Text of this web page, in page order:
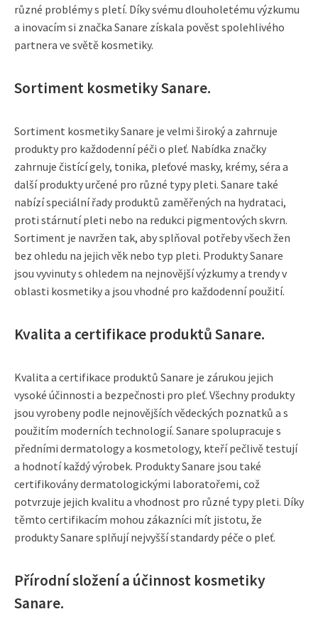
různé problémy s pletí. Díky svému dlouholetému výzkumu
a inovacím si značka Sanare získala pověst spolehlivého
partnera ve světě kosmetiky.
Sortiment kosmetiky Sanare.
Sortiment kosmetiky Sanare je velmi široký a zahrnuje
produkty pro každodenní péči o pleť. Nabídka značky
zahrnuje čistící gely, tonika, pleťové masky, krémy, séra a
další produkty určené pro různé typy pleti. Sanare také
nabízí speciální řady produktů zaměřených na hydrataci,
proti stárnutí pleti nebo na redukci pigmentových skvrn.
Sortiment je navržen tak, aby splňoval potřeby všech žen
bez ohledu na jejich věk nebo typ pleti. Produkty Sanare
jsou vyvinuty s ohledem na nejnovější výzkumy a trendy v
oblasti kosmetiky a jsou vhodné pro každodenní použití.
Kvalita a certifikace produktů Sanare.
Kvalita a certifikace produktů Sanare je zárukou jejich
vysoké účinnosti a bezpečnosti pro pleť. Všechny produkty
jsou vyrobeny podle nejnovějších vědeckých poznatků a s
použitím moderních technologií. Sanare spolupracuje s
předními dermatology a kosmetology, kteří pečlivě testují
a hodnotí každý výrobek. Produkty Sanare jsou také
certifikovány dermatologickými laboratořemi, což
potvrzuje jejich kvalitu a vhodnost pro různé typy pleti. Díky
těmto certifikacím mohou zákazníci mít jistotu, že
produkty Sanare splňují nejvyšší standardy péče o pleť.
Přírodní složení a účinnost kosmetiky
Sanare.